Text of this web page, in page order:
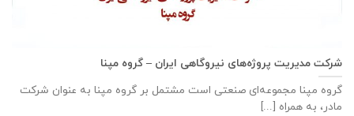
شرکت مدیریت پروژه‌های نیروگاهی ایران – گروه مپنا
گروه مپنا مجموعه‌ای صنعتى است مشتمل بر گروه مپنا به عنوان شرکت
مادر، به همراه [...]